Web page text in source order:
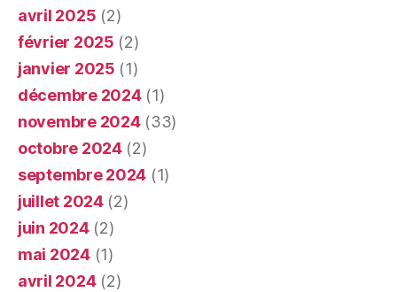
avril 2025 (2)
février 2025 (2)
janvier 2025 (1)
décembre 2024(1)
novembre 2024(33)
octobre 2024(2)
septembre 2024 (1)
juillet 2024(2)
juin 2024(2)
mai 2024(1)
avril 2024(2)